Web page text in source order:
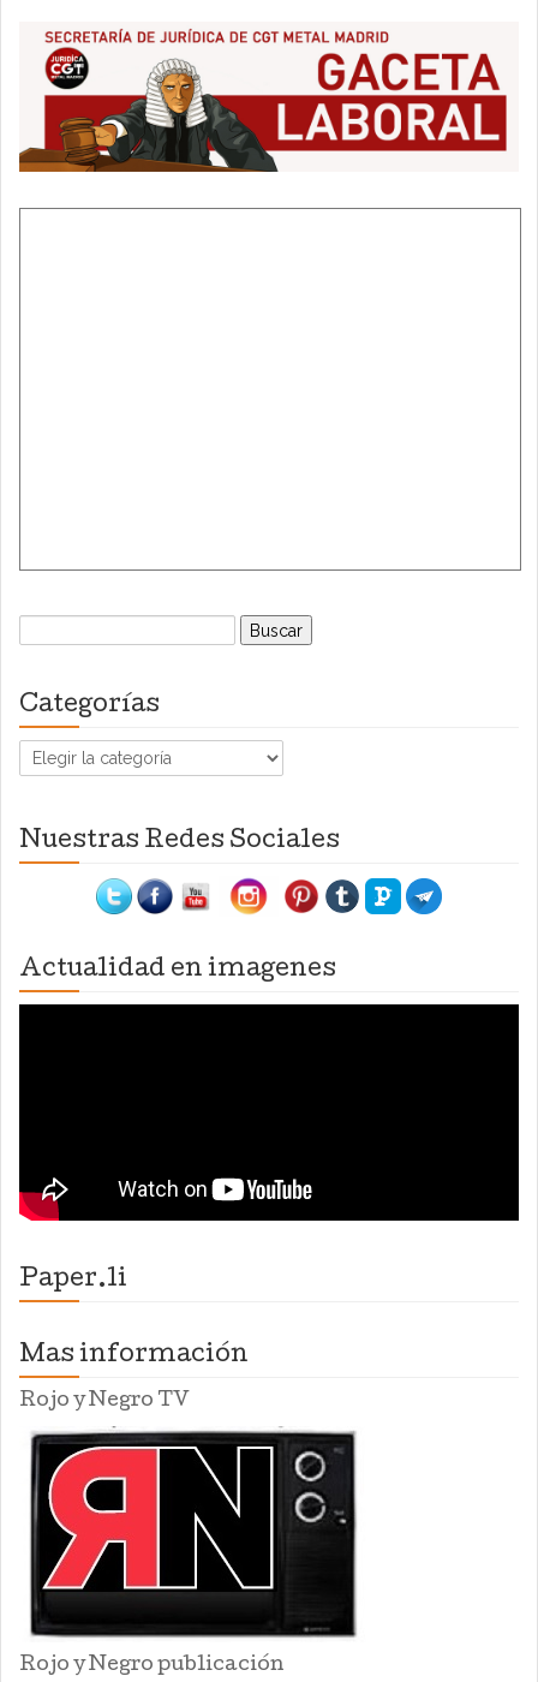
Buscar:
Categorías
Categorías
Nuestras Redes Sociales
Actualidad en imagenes
Paper.li
Mas información
Rojo y Negro TV
Rojo y Negro publicación